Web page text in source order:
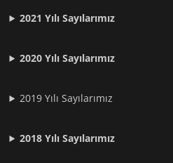
2021 Yılı Sayılarımız
2020 Yılı Sayılarımız
2019 Yılı Sayılarımız
2018 Yılı Sayılarımız